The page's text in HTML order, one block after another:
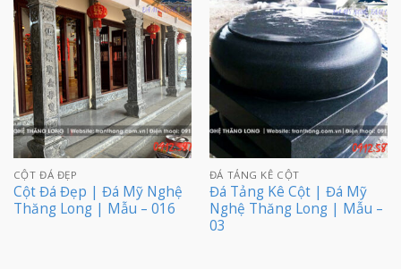
CỘT ĐÁ ĐẸP
Cột Đá Đẹp | Đá Mỹ Nghệ
Thăng Long | Mẫu – 016
ĐÁ TẢNG KÊ CỘT
Đá Tảng Kê Cột | Đá Mỹ
Nghệ Thăng Long | Mẫu –
03